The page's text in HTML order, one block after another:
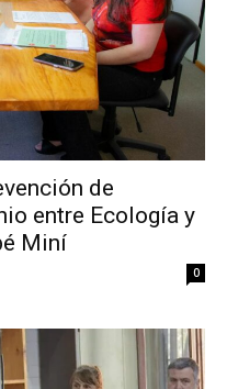
de
entre Ecología y
Miní
0